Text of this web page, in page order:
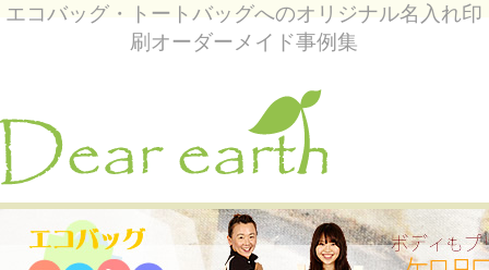
エコバッグ・トートバッグへのオリジナル名入れ印
刷オーダーメイド事例集